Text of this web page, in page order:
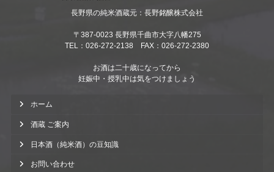
長野県の純米酒蔵元：長野銘醸株式会社
〒387-0023 長野県千曲市大字八幡275
TEL：026-272-2138 FAX：026-272-2380
お酒は二十歳になってから
妊娠中・授乳中は気をつけましょう
ホーム
酒蔵 ご案内
日本酒（純米酒）の豆知識
お問い合わせ